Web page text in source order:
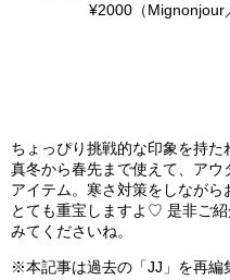
¥2000（Mignonjour
ちょっぴり挑戦的な印象を持
真冬から春先まで使えて、ア
アイテム。寒さ対策をしながら
とても重宝しますよ ♡ 是非ご
みてくださいね。
※本記事は過去の「JJ」を再編